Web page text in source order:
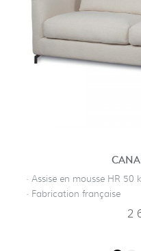
· Assise en mousse HR 50
· Fabrication française
2